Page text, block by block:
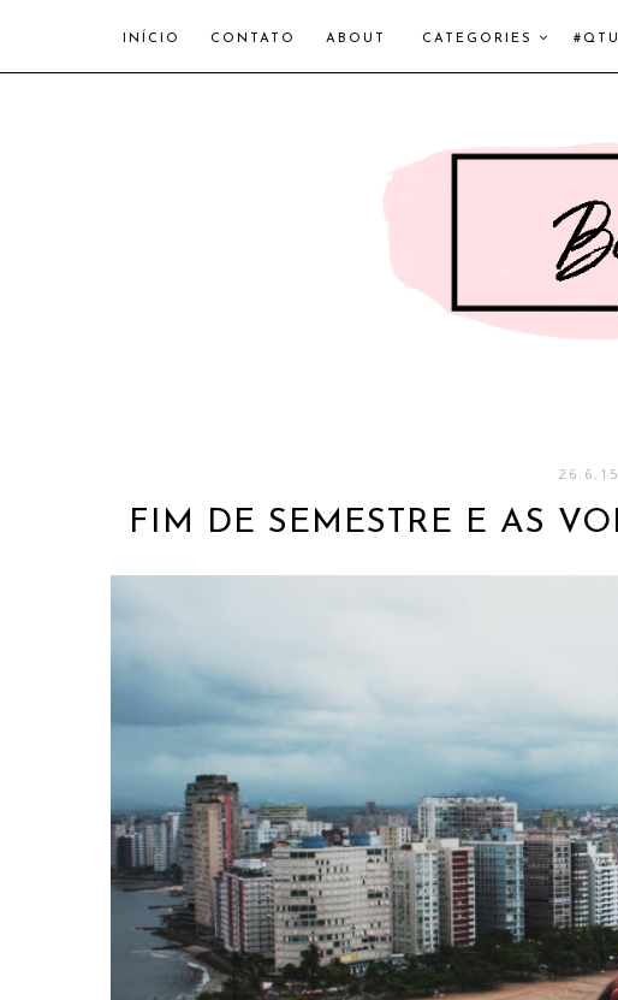
INÍCIO CONTATO ABOUT CATEGORIES
26.6.15
FIM DE SEMESTRE E AS